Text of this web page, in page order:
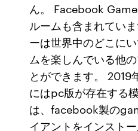
ん。 Facebook
ルームも含まれてい
ーは世界中のどこに
ムを楽しんでいる他
とができます。
にはpc版が存在する
は、facebook製の
イアントをインストー